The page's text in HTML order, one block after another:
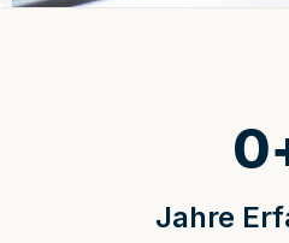
Jahre
0